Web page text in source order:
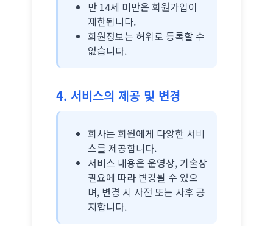
만 14세 미만은 회원가입이
제한됩니다.
회원정보는 허위로 등록할 수
없습니다.
4. 서비스의 제공 및 변경
회사는 회원에게 다양한 서비
스를 제공합니다.
서비스 내용은 운영상, 기술상
필요에 따라 변경될 수 있으
며, 변경 시 사전 또는 사후 공
지합니다.